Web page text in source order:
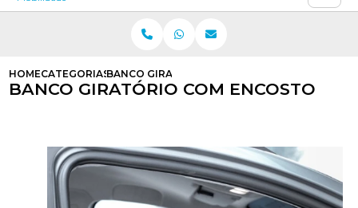
HOMECATEGORIASBANCO GIRATORIO COM ENCOSTO
BANCO GIRATÓRIO COM ENCOSTO